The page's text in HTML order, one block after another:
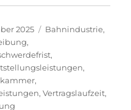
2025 Kategorien
Bahnindustrie,
,
,
,
,
,Vertragslaufzeit,